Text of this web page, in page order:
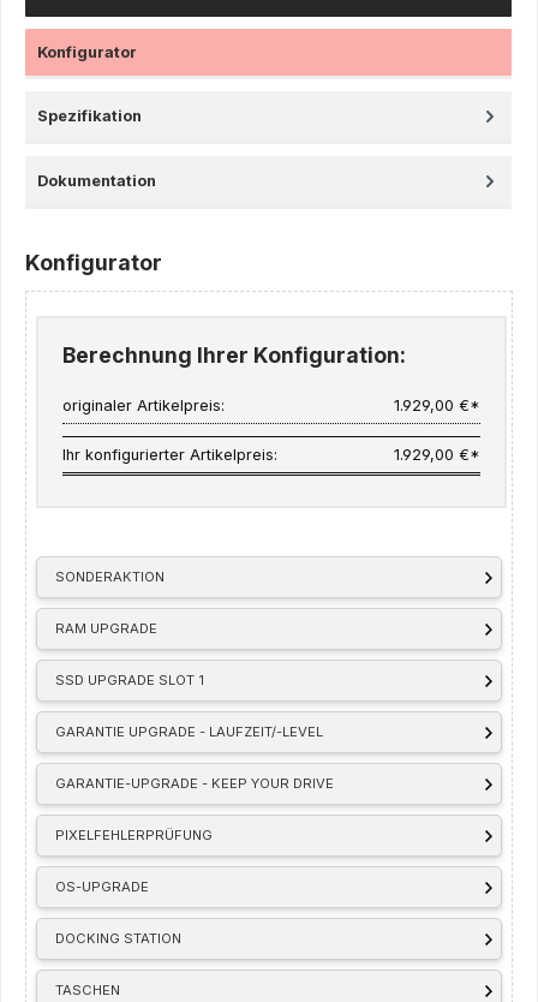
Konfigurator
Spezifikation
Dokumentation
Konfigurator
SONDERAKTION
RAM UPGRADE
SSD UPGRADE SLOT 1
GARANTIE UPGRADE - LAUFZEIT/-LEVEL
GARANTIE-UPGRADE - KEEP YOUR DRIVE
PIXELFEHLERPRÜFUNG
OS-UPGRADE
DOCKING STATION
TASCHEN
Berechnung Ihrer Konfiguration:
originaler Artikelpreis: 1.929,00 €*
Ihr konfigurierter Artikelpreis: 1.929,00 €*